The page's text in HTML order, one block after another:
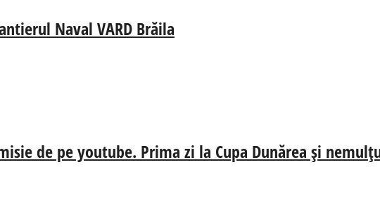
Naval VARD Brăila
de pe youtube. Prima zi la Cupa Dunărea și